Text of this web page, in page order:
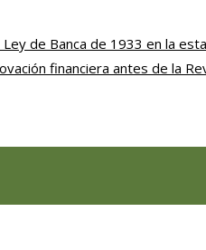
de Banca de 1933 en la
financiera antes de la